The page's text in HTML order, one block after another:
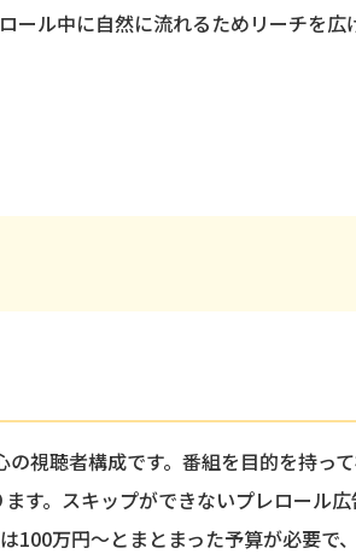
ル中に自然に流れるためリーチを広
視聴者構成です。番組を目的を持っ
す。スキップができないプレロール
100万円〜とまとまった予算が必要で